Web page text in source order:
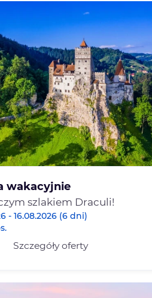
wakacyjnie
szlakiem Draculi!
- 16.08.2026 (6 dni)
Szczegóły oferty